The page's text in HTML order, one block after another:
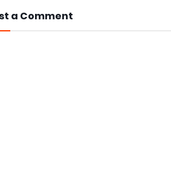
a Comment